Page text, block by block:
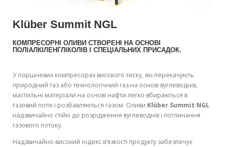
Klüber Summit NGL
КОМПРЕСОРНІ ОЛИВИ СТВОРЕНІ НА ОСНОВІ
ПОЛІАЛКІЛЕНГЛІКОЛІВ І СПЕЦІАЛЬНИХ ПРИСАДОК.
У поршневих компресорах високого тиску, які перекачують
природний газ або технологічний газ на основі вуглеводнів,
мастильні матеріали на основі нафти легко вбираються в
газовий потік і розбавляються газом. Оливи Klüber Summit NGL
надзвичайно стійкі до розрідження вуглеводнів і поглинання
газового потоку.
Надзвичайно високий індекс в’язкості продукту забезпечує